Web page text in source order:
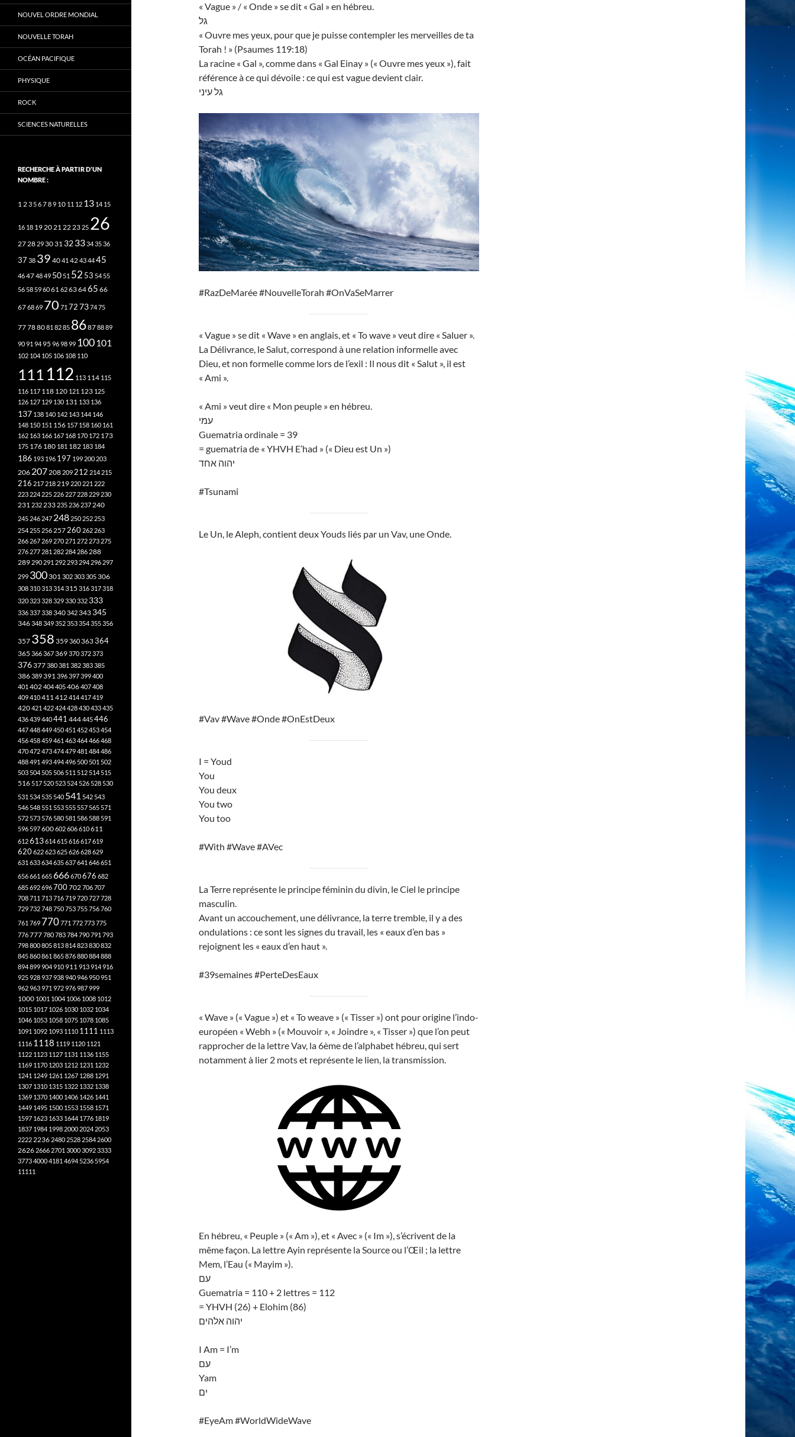
« Vague » / « Onde » se dit « Gal » en hébreu.
גל
« Ouvre mes yeux, pour que je puisse contempler les merveilles de ta
Torah ! » (Psaumes 119:18)
La racine « Gal », comme dans « Gal Einay » (« Ouvre mes yeux »), fait
référence à ce qui dévoile : ce qui est vague devient clair.
גל עיני
#RazDeMarée #NouvelleTorah #OnVaSeMarrer
« Vague » se dit « Wave » en anglais, et « To wave » veut dire « Saluer ».
La Délivrance, le Salut, correspond à une relation informelle avec
Dieu, et non formelle comme lors de l’exil : Il nous dit « Salut », il est
« Ami ».
« Ami » veut dire « Mon peuple » en hébreu.
עמי
Guematria ordinale = 39
= guematria de « YHVH E’had » (« Dieu est Un »)
יהוה אחד
#Tsunami
Le Un, le Aleph, contient deux Youds liés par un Vav, une Onde.
#Vav #Wave #Onde #OnEstDeux
I = Youd
You
You deux
You two
You too
#With #Wave #AVec
La Terre représente le principe féminin du divin, le Ciel le principe
masculin.
Avant un accouchement, une délivrance, la terre tremble, il y a des
ondulations : ce sont les signes du travail, les « eaux d’en bas »
rejoignent les « eaux d’en haut ».
#39semaines #PerteDesEaux
« Wave » (« Vague ») et « To weave » (« Tisser ») ont pour origine l’indo-
européen « Webh » (« Mouvoir », « Joindre », « Tisser ») que l’on peut
rapprocher de la lettre Vav, la 6ème de l’alphabet hébreu, qui sert
notamment à lier 2 mots et représente le lien, la transmission.
En hébreu, « Peuple » (« Am »), et « Avec » (« Im »), s’écrivent de la
même façon. La lettre Ayin représente la Source ou l’Œil ; la lettre
Mem, l’Eau (« Mayim »).
עם
Guematria = 110 + 2 lettres = 112
= YHVH (26) + Elohim (86)
יהוה אלהים
I Am = I’m
עם
Yam
ים
#EyeAm #WorldWideWave
NOUVEL ORDRE MONDIAL
NOUVELLE TORAH
OCÉAN PACIFIQUE
PHYSIQUE
ROCK
SCIENCES NATURELLES
RECHERCHE À PARTIR D’UN
NOMBRE :
1 23 56789 10 11 12 13 14 15
16 18 1920212223 25 26
27 28 293031 3233343536
37 38 39 4041 42434445
46474849 50 51 52 53 54 55
56 58 596061 62636465 66
676869 70 71 72737475
77788081 8285 86878889
9091 94 95 969899 100101
102 104 105 106 108 110
111 112 113 114 115
116 117 118 120 121 123 125
126 127 129 130 131 133 136
137 138 140 142 143 144 146
148 150 151 156 157 158 160 161
162 163 166 167 168 170 172 173
175 176 180 181 182 183 184
186 193 196 197 199 200 203
206 207 208 209 212 214 215
216 217 218219 220 221 222
223 224 225 226 227 228 229 230
231 232 233 235 236 237240
245 246 247248 250 252 253
254 255 256257 260 262 263
266 267 269 270 271 272 273 275
276 277 281 282 284 286 288
289 290 291 292 293 294 296 297
299 300301302303305306
308310313314315 316317318
320323328329330332 333
336337338340342343 345
346348349352353354355356
357 358 359360363364
365 366367369370372373
376377380381 382383385
386389391396397399400
401 402404405406407408
409410411 412414417419
420421 422424428430433435
436439440441 444445446
447448449450451 452453454
456458459461 463464466468
470472473474479481 484486
488491 493494496 500 501 502
503 504 505 506 511 512 514 515
516 517 520 523 524 526 528 530
531 534 535 540 541 542 543
546 548 551 553 555 557 565 571
572 573 576 580 581 586 588 591
596 597600602606610611
612613614615616617619
620622623625626628629
631 633634635637641 646651
656661 665666670676 682
685692696700702706707
708711 713716719720727728
729732748750753755756760
761 769 770771 772773775
776777780783784790791 793
798800805813814823830832
845860861 865876880884888
894899904910 911 913914916
925928937938940946950951
962963971 972976987999
1000 1001 1004 1006 1008 1012
1015 1017 1026 1030 1032 1034
1046 1053 1058 1075 1078 1085
1091 1092 1093 1110 1111 1113
1116 1118 1119 1120 1121
1122 1123 1127 1131 1136 1155
1169 1170 1203 1212 1231 1232
1241 1249 1261 1267 1288 1291
1307 1310 1315 1322 1332 1338
1369 1370 1400 1406 1426 1441
1449 1495 1500 1553 1558 1571
1597 1623 1633 1644 1776 1819
1837 1984 1998 2000 2024 2053
2222 2236 2480 2528 2584 2600
2626 2666 2701 300030923333
377340004181 4694 5236 5954
11111